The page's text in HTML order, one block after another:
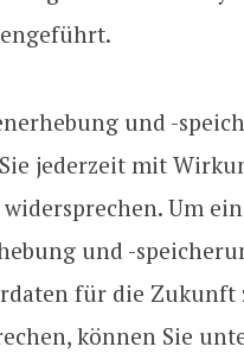
und -
jederzeit mit
Um
und -
für die Zukunft
können Sie